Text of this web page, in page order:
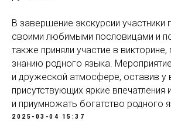
В завершение экскурсии участники
своими любимыми пословицами и
также приняли участие в
знанию родного языка.
и дружеской атмосфере, оставив у
присутствующих яркие
и приумножать богатство родного
2025-03-04 15:37